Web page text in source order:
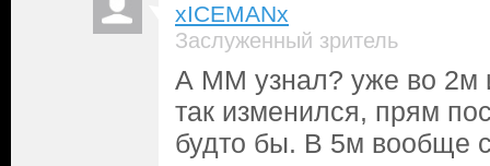
xICEMANx
Заслуженный зритель
А ММ узнал? уже во 2м
так изменился, прям
будто бы. В 5м вообще